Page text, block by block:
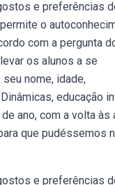
e preferências
o
com a pergunta
os alunos a se
nome, idade,
educação
ano, com a volta às
que pudéssemos
e preferências